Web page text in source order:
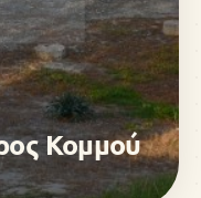
Κομμού